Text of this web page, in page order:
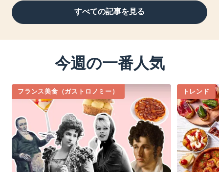
すべての記事を見る
今週の一番人気
フランス美食（ガストロノミー） トレンド